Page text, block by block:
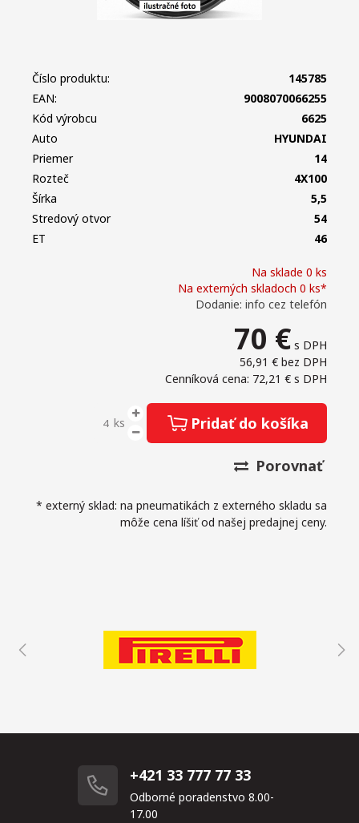
Na sklade 0 ks
Na externých skladoch 0 ks*
Dodanie: info cez telefón
70 € s DPH
56,91 € bez DPH
Cenníková cena: 72,21 € s DPH
ks Pridať do košíka
Porovnať
* externý sklad: na pneumatikách z externého skladu sa
môže cena líšiť od našej predajnej ceny.
Číslo produktu:
145785
EAN:
9008070066255
Kód výrobcu
6625
Auto
HYUNDAI
Priemer
14
Rozteč
4X100
Šírka
5,5
Stredový otvor
54
ET
46
+421 33 777 77 33
Odborné poradenstvo 8.00-
17.00